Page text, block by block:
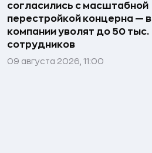
согласились с масштабной
перестройкой концерна — в
компании уволят до 50 тыс.
сотрудников
09 августа 2026, 11:00